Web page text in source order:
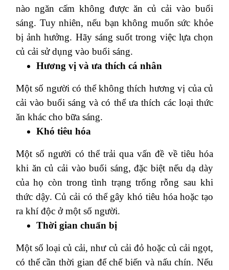
nào ngăn cấm không được ăn củ cải vào buổi
sáng. Tuy nhiên, nếu bạn không muốn sức khỏe
bị ảnh hưởng. Hãy sáng suốt trong việc lựa chọn
củ cải sử dụng vào buổi sáng.
Hương vị và ưa thích cá nhân
Một số người có thể không thích hương vị của củ
cải vào buổi sáng và có thể ưa thích các loại thức
ăn khác cho bữa sáng.
Khó tiêu hóa
Một số người có thể trải qua vấn đề về tiêu hóa
khi ăn củ cải vào buổi sáng, đặc biệt nếu dạ dày
của họ còn trong tình trạng trống rỗng sau khi
thức dậy. Củ cải có thể gây khó tiêu hóa hoặc tạo
ra khí độc ở một số người.
Thời gian chuẩn bị
Một số loại củ cải, như củ cải đỏ hoặc củ cải ngọt,
có thể cần thời gian để chế biến và nấu chín. Nếu